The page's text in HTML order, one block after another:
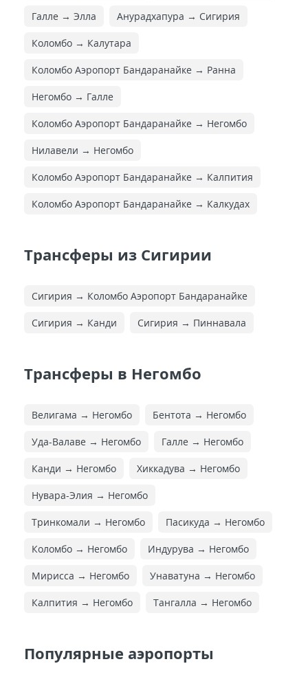
Галле → Элла Анурадхапура → Сигирия
Коломбо → Калутара
Коломбо Аэропорт Бандаранайке → Ранна
Негомбо → Галле
Коломбо Аэропорт Бандаранайке → Негомбо
Нилавели → Негомбо
Коломбо Аэропорт Бандаранайке → Калпития
Коломбо Аэропорт Бандаранайке → Калкудах
Трансферы из Сигирии
Сигирия → Коломбо Аэропорт Бандаранайке
Сигирия → Канди Сигирия → Пиннавала
Трансферы в Негомбо
Велигама → Негомбо Бентота → Негомбо
Уда-Валаве → Негомбо Галле → Негомбо
Канди → Негомбо Хиккадува → Негомбо
Нувара-Элия → Негомбо
Тринкомали → Негомбо Пасикуда → Негомбо
Коломбо → Негомбо Индурува → Негомбо
Мирисса → Негомбо Унаватуна → Негомбо
Калпития → Негомбо Тангалла → Негомбо
Популярные аэропорты